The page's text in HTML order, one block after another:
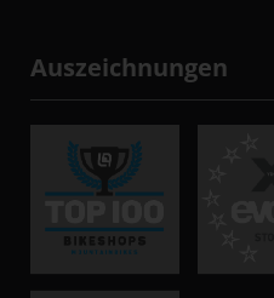
Auszeichnungen